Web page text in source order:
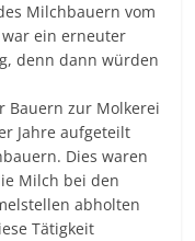
Milchbauern vom
war ein erneuter
denn dann würden
Bauern zur Molkerei
Jahre aufgeteilt
Dies waren
Milch bei den
abholten
Tätigkeit